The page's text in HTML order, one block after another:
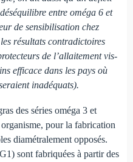
entre oméga 6 et
de sensibilisation chez
résultats contradictoires
de l’allaitement vis-
efficace dans les pays où
inadéquats).
des séries oméga 3 et
pour la fabrication
diamétralement opposés.
sont fabriquées à partir des